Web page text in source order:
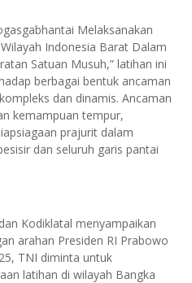
Melaksanakan
Indonesia Barat Dalam
Satuan Musuh,” latihan ini
berbagai bentuk ancaman
dan dinamis. Ancaman
kemampuan tempur,
prajurit dalam
dan seluruh garis pantai
Kodiklatal menyampaikan
arahan Presiden RI Prabowo
TNI diminta untuk
latihan di wilayah Bangka